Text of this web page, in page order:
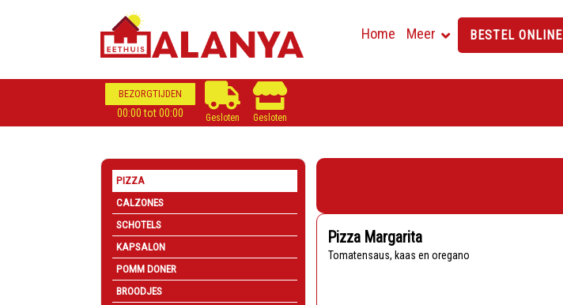
Home Meer BESTEL ONLINE
BEZORGTIJDEN
00:00 tot 00:00 Gesloten Gesloten
PIZZA
CALZONES
SCHOTELS
KAPSALON
POMM DONER
BROODJES
Pizza Margarita
Tomatensaus, kaas en oregano